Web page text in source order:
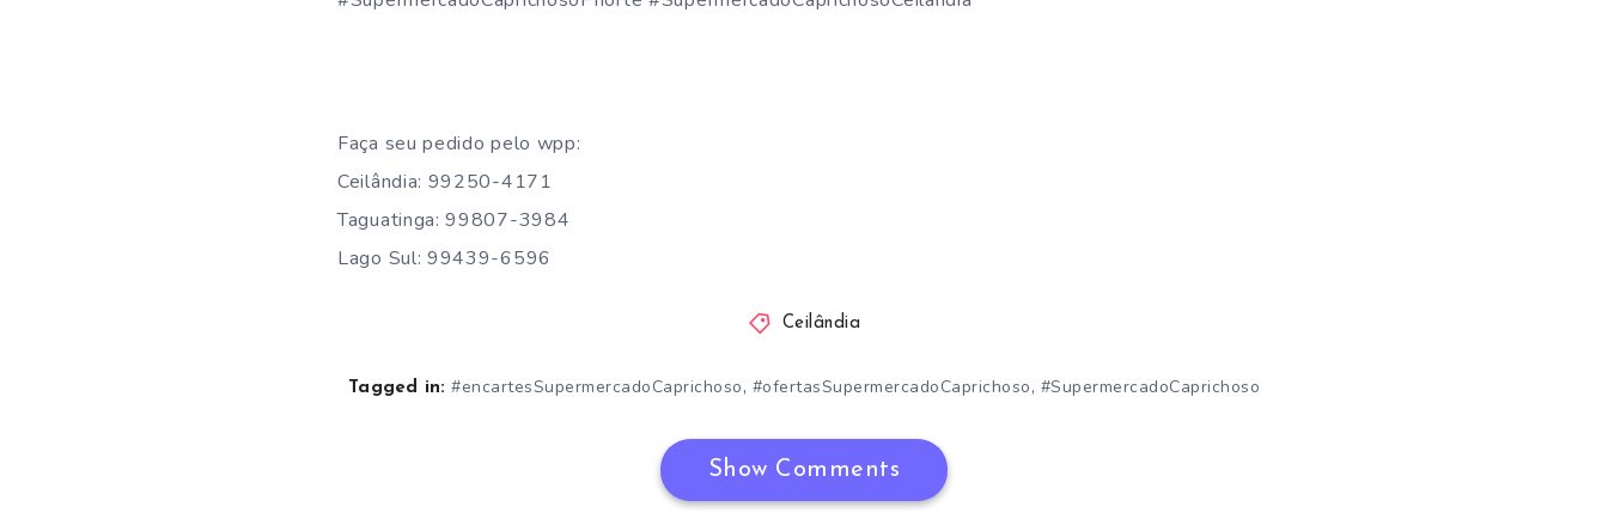
Faça seu pedido pelo wpp:
Ceilândia: 99250-4171
Taguatinga: 99807-3984
Lago Sul: 99439-6596
Ceilândia
Tagged in: #encartesSupermercadoCaprichoso, #ofertasSupermercadoCaprichoso, #SupermercadoCaprichoso
Show Comments